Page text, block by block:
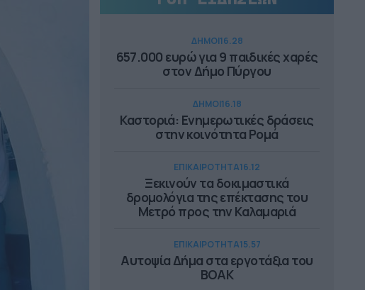
ΔΗΜΟΙ16.28
657.000 ευρώ για 9 παιδικές χαρές
στον Δήμο Πύργου
ΔΗΜΟΙ16.18
Καστοριά: Ενημερωτικές δράσεις
στην κοινότητα Ρομά
ΕΠΙΚΑΙΡΟΤΗΤΑ16.12
Ξεκινούν τα δοκιμαστικά
δρομολόγια της επέκτασης του
Μετρό προς την Καλαμαριά
ΕΠΙΚΑΙΡΟΤΗΤΑ15.57
Αυτοψία Δήμα στα εργοτάξια του
ΒΟΑΚ